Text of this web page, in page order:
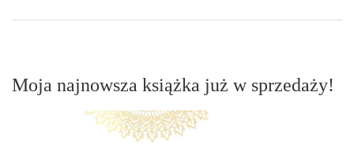
Moja najnowsza książka już w sprzedaży!